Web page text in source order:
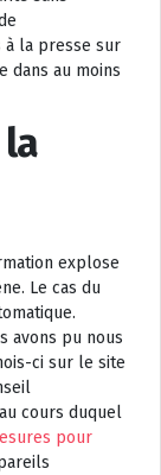
à la presse sur
dans au moins
explose
Le cas du
avons pu nous
ci sur le site
cours duquel
pour